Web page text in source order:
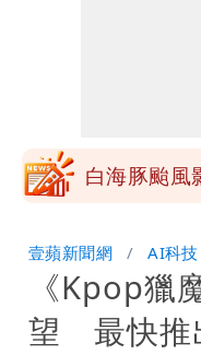
180噸 買1
徐佳青遭
修圖真實
白海豚颱
存在 再度
詩？
白海豚颱風
180噸 買
徐佳青遭
壹蘋新聞網 AI科技
《Kpop獵
望 最快推